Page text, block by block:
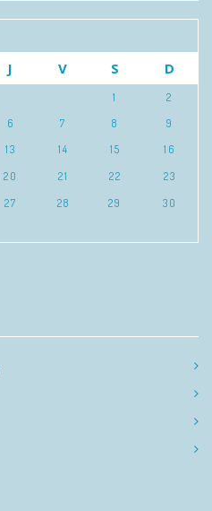
J V S D
1
2
6 7 8
9
13 14 15 16
20 21 22
23
27 28 29
30